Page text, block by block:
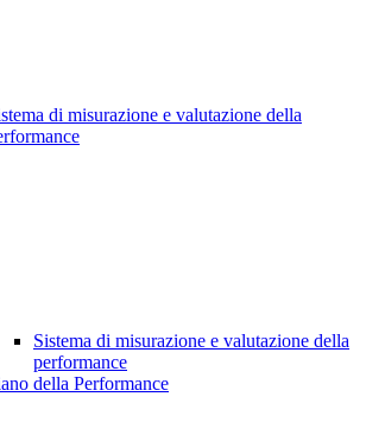
di misurazione e valutazione della
Sistema di misurazione e valutazione della
performance
della Performance